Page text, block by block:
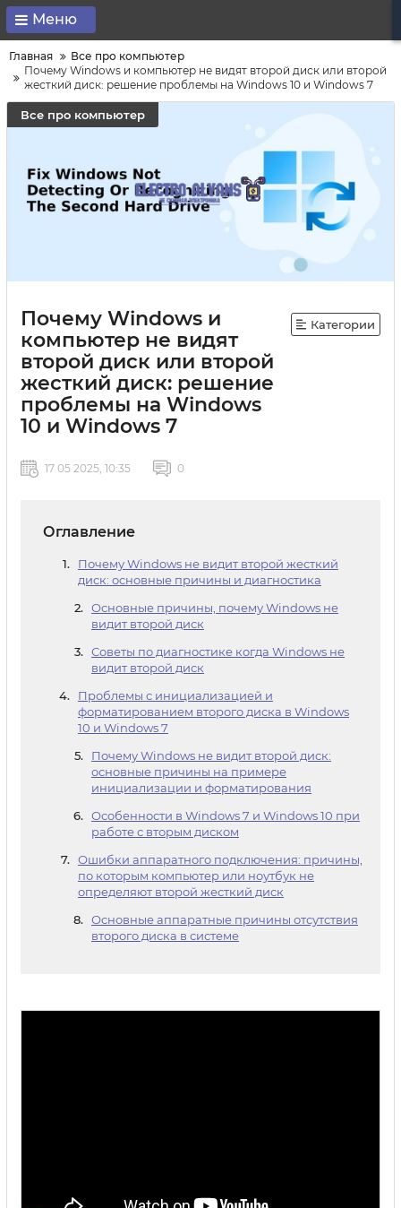
Меню
Главная
Все про компьютер
Почему Windows и компьютер не видят второй диск или второй
жесткий диск: решение проблемы на Windows 10 и Windows 7
Все про компьютер
Почему Windows и
компьютер не видят
второй диск или второй
жесткий диск: решение
проблемы на Windows
10 и Windows 7
Категории
17 05 2025, 10:35 0
Оглавление
Почему Windows не видит второй жесткий
диск: основные причины и диагностика
Основные причины, почему Windows не
видит второй диск
Советы по диагностике когда Windows не
видит второй диск
Проблемы с инициализацией и
форматированием второго диска в Windows
10 и Windows 7
Почему Windows не видит второй диск:
основные причины на примере
инициализации и форматирования
Особенности в Windows 7 и Windows 10 при
работе с вторым диском
Ошибки аппаратного подключения: причины,
по которым компьютер или ноутбук не
определяют второй жесткий диск
Основные аппаратные причины отсутствия
второго диска в системе